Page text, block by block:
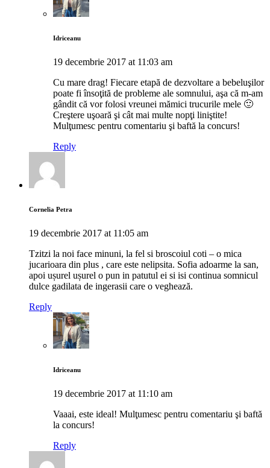
Idriceanu
19 decembrie 2017 at 11:03 am
Cu mare drag! Fiecare etapă de dezvoltare a bebeluşilor
poate fi însoţită de probleme ale somnului, aşa că m-am
gândit că vor folosi vreunei mămici trucurile mele 🙂
Creştere uşoară şi cât mai multe nopţi liniştite!
Mulţumesc pentru comentariu şi baftă la concurs!
Reply
Cornelia Petra
19 decembrie 2017 at 11:05 am
Tzitzi la noi face minuni, la fel si broscoiul coti – o mica
jucarioara din plus , care este nelipsita. Sofia adoarme la san,
apoi ușurel ușurel o pun in patutul ei si isi continua somnicul
dulce gadilata de ingerasii care o veghează.
Reply
Idriceanu
19 decembrie 2017 at 11:10 am
Vaaai, este ideal! Mulţumesc pentru comentariu şi baftă
la concurs!
Reply